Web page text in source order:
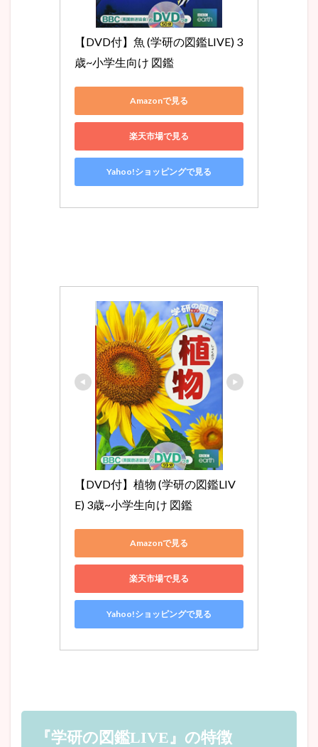
【DVD付】魚 (学研の図鑑LIVE) 3
歳~小学生向け 図鑑
Amazonで見る
楽天市場で見る
Yahoo!ショッピングで見る
【DVD付】植物 (学研の図鑑LIV
E) 3歳~小学生向け 図鑑
Amazonで見る
楽天市場で見る
Yahoo!ショッピングで見る
『学研の図鑑LIVE』の特徴